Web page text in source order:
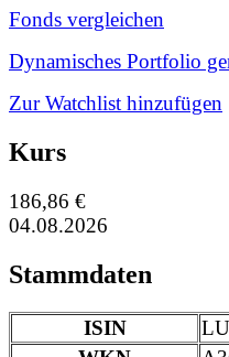
Fonds vergleichen
Dynamisches Portfolio
Zur Watchlist hinzufügen
Kurs
186,86 €
04.08.2026
Stammdaten
ISIN